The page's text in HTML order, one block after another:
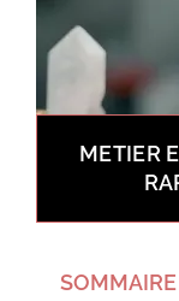
METIER
SOMMAIRE